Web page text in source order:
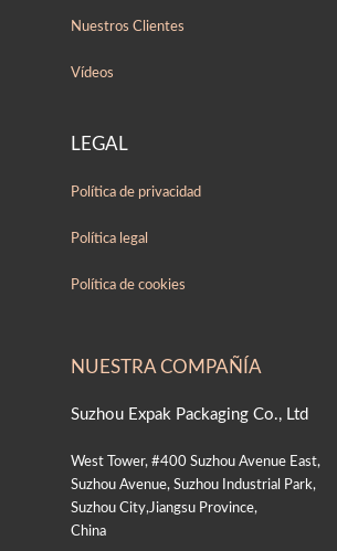
Nuestros Clientes
Vídeos
LEGAL
Política de privacidad
Política legal
Política de cookies
NUESTRA COMPAÑÍA
Suzhou Expak Packaging Co., Ltd
West Tower, #400 Suzhou Avenue East,
Suzhou Avenue, Suzhou Industrial Park,
Suzhou City,Jiangsu Province,
China